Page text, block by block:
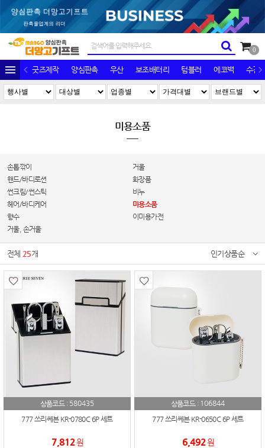
0
굿즈제작 양심판촉 우산 보조배터리 텀블러 에코백 수건/
미용소품
손톱깎이
거울
핸드/바디로션
화장품
썬크림/썬스틱
비누
헤어/바디케어
미용소품
향수
이미용가전
거울, 손거울
전체 25개 인기상품순
상품코드 : 580435
777 쓰리쎄븐 KR-0780C 6P 세트
7,812원
상품코드 : 106844
777 쓰리쎄븐 KR-0650C 6P 세트
6,492원